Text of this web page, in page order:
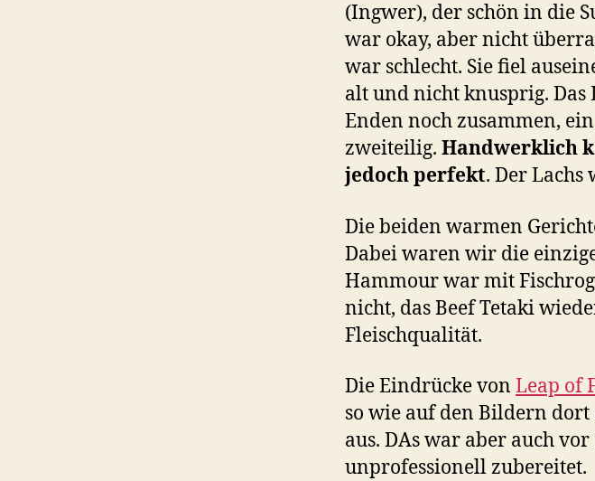
(Ingwer), der schön in die
war okay, aber nicht
war schlecht. Sie fiel
alt und nicht knusprig. Das
Enden noch zusammen,
zweiteilig. Handwerklich
jedoch perfekt. Der
Die beiden warmen
Dabei waren wir die
Hammour war mit
nicht, das Beef Tetaki
Fleischqualität.
Die Eindrücke von Leap of
so wie auf den Bildern dort
aus. DAs war aber auch
unprofessionell zubereitet.